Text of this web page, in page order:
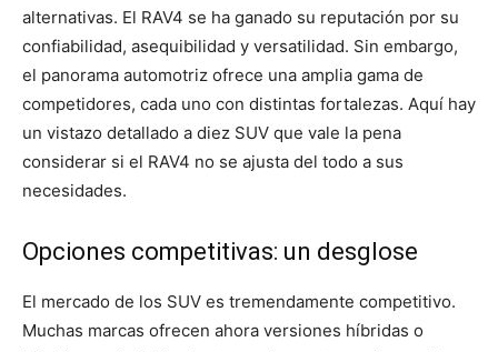
alternativas. El RAV4 se ha ganado su reputación por su
confiabilidad, asequibilidad y versatilidad. Sin embargo,
el panorama automotriz ofrece una amplia gama de
competidores, cada uno con distintas fortalezas. Aquí hay
un vistazo detallado a diez SUV que vale la pena
considerar si el RAV4 no se ajusta del todo a sus
necesidades.
Opciones competitivas: un desglose
El mercado de los SUV es tremendamente competitivo.
Muchas marcas ofrecen ahora versiones híbridas o